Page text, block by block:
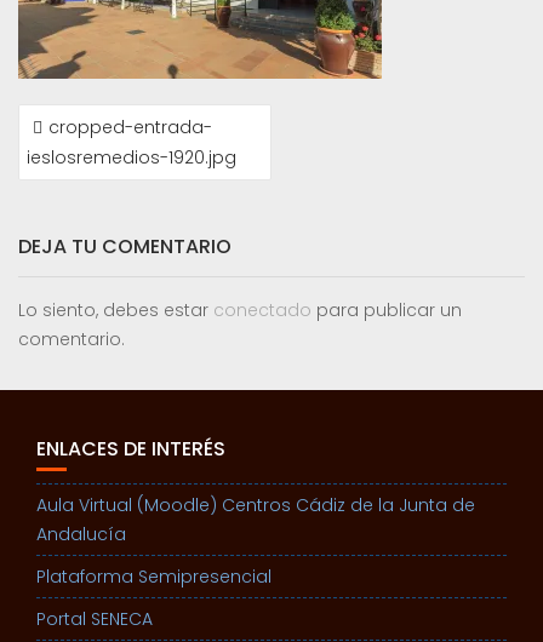
NAVEGACIÓN
DE
ENTRADAS
cropped-entrada-
ieslosremedios-1920.jpg
DEJA TU COMENTARIO
Lo siento, debes estar conectado para publicar un
comentario.
ENLACES DE INTERÉS
Aula Virtual (Moodle) Centros Cádiz de la Junta de
Andalucía
Plataforma Semipresencial
Portal SENECA